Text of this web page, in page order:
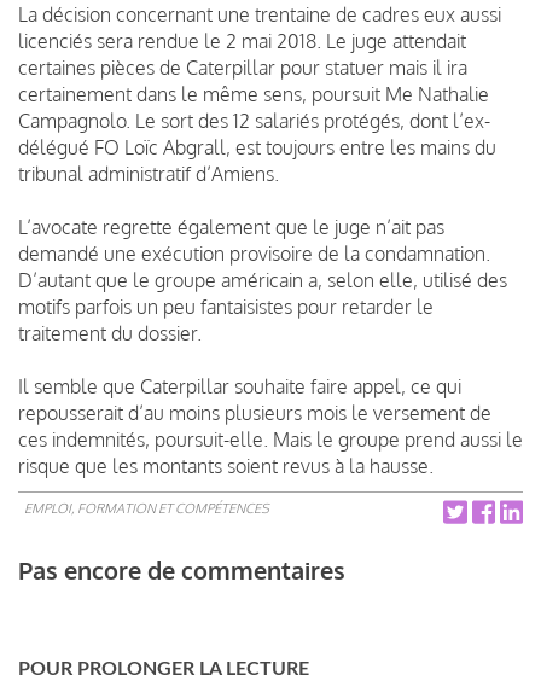
La décision concernant une trentaine de cadres eux aussi
licenciés sera rendue le 2 mai 2018. Le juge attendait
certaines pièces de Caterpillar pour statuer mais il ira
certainement dans le même sens, poursuit Me Nathalie
Campagnolo. Le sort des 12 salariés protégés, dont l’ex-
délégué FO Loïc Abgrall, est toujours entre les mains du
tribunal administratif d’Amiens.
L’avocate regrette également que le juge n’ait pas
demandé une exécution provisoire de la condamnation.
D’autant que le groupe américain a, selon elle, utilisé des
motifs parfois un peu fantaisistes pour retarder le
traitement du dossier.
Il semble que Caterpillar souhaite faire appel, ce qui
repousserait d’au moins plusieurs mois le versement de
ces indemnités, poursuit-elle. Mais le groupe prend aussi le
risque que les montants soient revus à la hausse.
EMPLOI, FORMATION ET COMPÉTENCES
Pas encore de commentaires
POUR PROLONGER LA LECTURE